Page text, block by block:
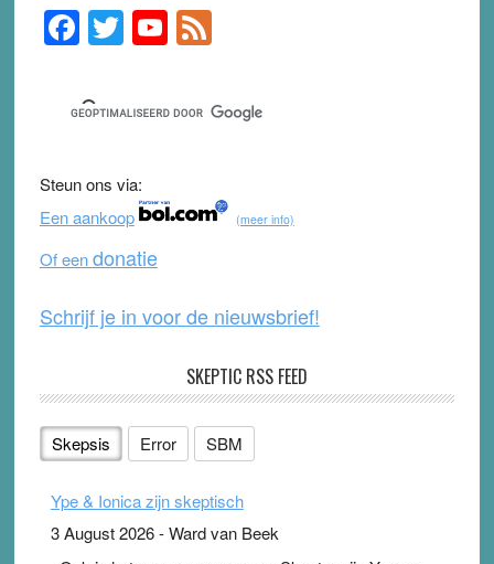
Primary
Sidebar
F
a
c
e
b
o
o
k
T
wi
tt
er
Y
o
u
T
b
e
F
e
d
Steun ons via:
Een aankoop
(meer info)
Of eendonatie
Schrijf je in voor de nieuwsbrief!
SKEPTIC RSS FEED
Skepsis Error SBM
Ype & Ionica zijn skeptisch
3 August 2026-Ward van Beek